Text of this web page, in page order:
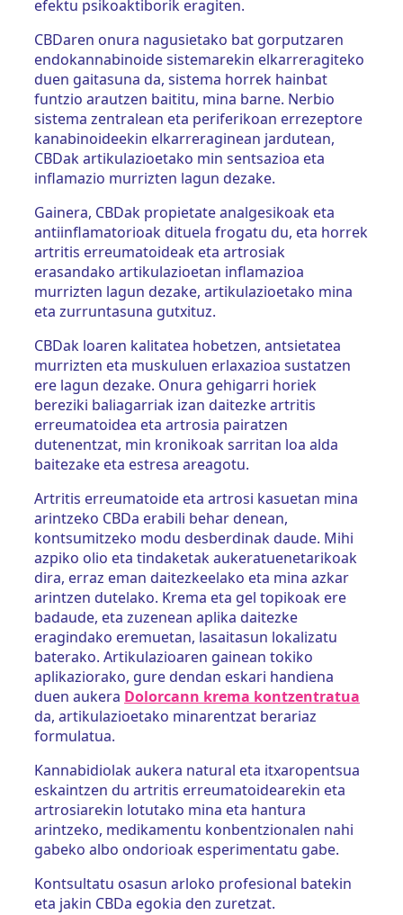
efektu psikoaktiborik eragiten.
CBDaren onura nagusietako bat gorputzaren
endokannabinoide sistemarekin elkarreragiteko
duen gaitasuna da, sistema horrek hainbat
funtzio arautzen baititu, mina barne. Nerbio
sistema zentralean eta periferikoan errezeptore
kanabinoideekin elkarreraginean jardutean,
CBDak artikulazioetako min sentsazioa eta
inflamazio murrizten lagun dezake.
Gainera, CBDak propietate analgesikoak eta
antiinflamatorioak dituela frogatu du, eta horrek
artritis erreumatoideak eta artrosiak
erasandako artikulazioetan inflamazioa
murrizten lagun dezake, artikulazioetako mina
eta zurruntasuna gutxituz.
CBDak loaren kalitatea hobetzen, antsietatea
murrizten eta muskuluen erlaxazioa sustatzen
ere lagun dezake. Onura gehigarri horiek
bereziki baliagarriak izan daitezke artritis
erreumatoidea eta artrosia pairatzen
dutenentzat, min kronikoak sarritan loa alda
baitezake eta estresa areagotu.
Artritis erreumatoide eta artrosi kasuetan mina
arintzeko CBDa erabili behar denean,
kontsumitzeko modu desberdinak daude. Mihi
azpiko olio eta tindaketak aukeratuenetarikoak
dira, erraz eman daitezkeelako eta mina azkar
arintzen dutelako. Krema eta gel topikoak ere
badaude, eta zuzenean aplika daitezke
eragindako eremuetan, lasaitasun lokalizatu
baterako. Artikulazioaren gainean tokiko
aplikaziorako, gure dendan eskari handiena
duen aukera Dolorcann krema kontzentratua
da, artikulazioetako minarentzat berariaz
formulatua.
Kannabidiolak aukera natural eta itxaropentsua
eskaintzen du artritis erreumatoidearekin eta
artrosiarekin lotutako mina eta hantura
arintzeko, medikamentu konbentzionalen nahi
gabeko albo ondorioak esperimentatu gabe.
Kontsultatu osasun arloko profesional batekin
eta jakin CBDa egokia den zuretzat.